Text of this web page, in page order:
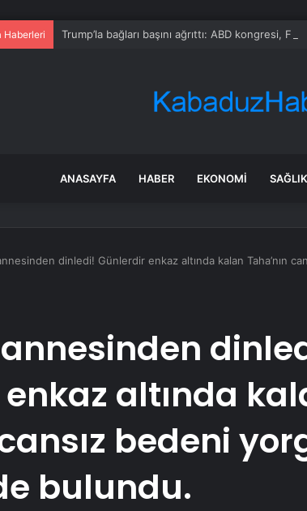
Haberleri Trump’la bağları başını ağrıttı: ABD kongresi,
ANASAYFA HABER EKONOMI SAĞLIK
dinledi! Günlerdir enkaz altında kalan Taha’nın
altında
bedeni
bulundu.